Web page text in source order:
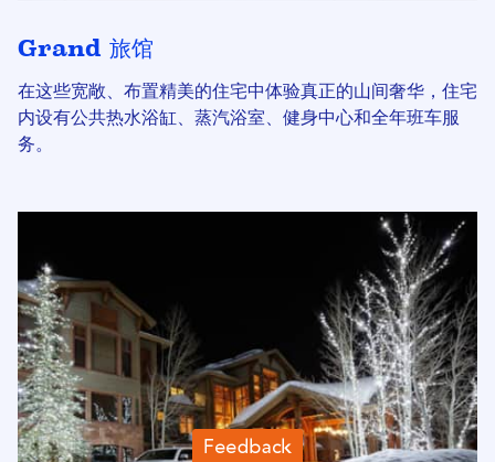
Grand 旅馆
在这些宽敞、布置精美的住宅中体验真正的山间奢华，住宅
内设有公共热水浴缸、蒸汽浴室、健身中心和全年班车服
务。